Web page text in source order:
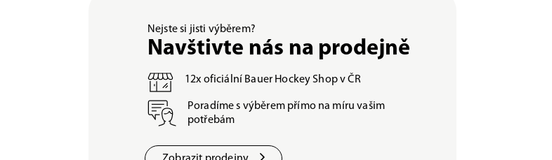
Nejste si jisti výběrem?
Navštivte nás na prodejně
12x oficiální Bauer Hockey Shop v ČR
Poradíme s výběrem přímo na míru vašim
potřebám